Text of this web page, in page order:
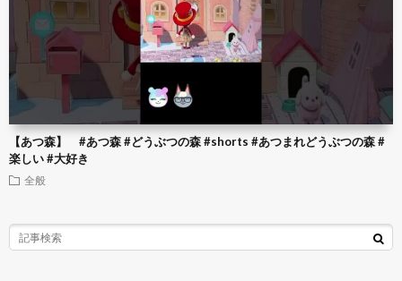
【あつ森】 #あつ森 #どうぶつの森 #shorts #あつまれどうぶつの森 #
楽しい #大好き
全般